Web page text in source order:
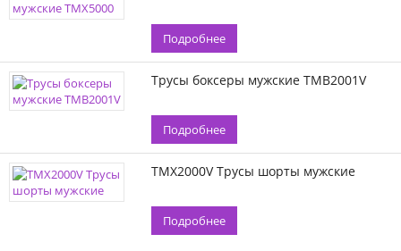
Подробнее
Трусы боксеры мужские TMB2001V
Подробнее
TMX2000V Трусы шорты мужские
Подробнее